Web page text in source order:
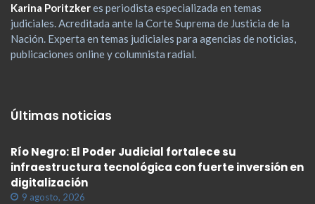
Karina Poritzkeres periodista especializada en temas
judiciales. Acreditada ante la Corte Suprema de Justicia de la
Nación. Experta en temas judiciales para agencias de noticias,
publicaciones online y columnista radial.
Últimas noticias
Río Negro: El Poder Judicial fortalece su
infraestructura tecnológica con fuerte inversión en
digitalización
9 agosto, 2026